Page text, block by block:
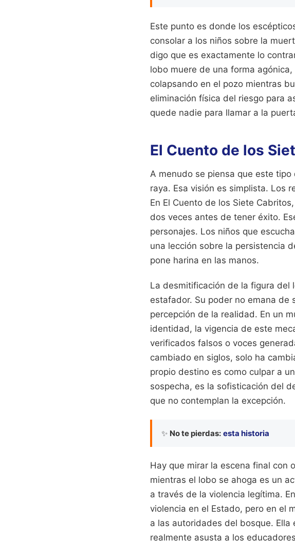
Este punto es donde los
consolar a los niños sobre la
digo que es exactamente lo
lobo muere de una forma
colapsando en el pozo mientras
eliminación física del riesgo para
quede nadie para llamar a la
El Cuento de los
A menudo se piensa que este
raya. Esa visión es simplista. Los
En El Cuento de los Siete
dos veces antes de tener éxito.
personajes. Los niños que
una lección sobre la persistencia
pone harina en las manos.
La desmitificación de la figura del
estafador. Su poder no emana de
percepción de la realidad. En un
identidad, la vigencia de este
verificados falsos o voces
cambiado en siglos, solo ha
propio destino es como culpar a
sospecha, es la sofisticación del
que no contemplan la excepción.
✨ No te pierdas: esta historia
Hay que mirar la escena final con
mientras el lobo se ahoga es un
a través de la violencia legítima.
violencia en el Estado, pero en el
a las autoridades del bosque. Ella
realmente asusta a los